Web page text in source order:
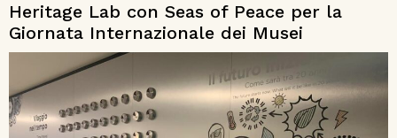
Heritage Lab con Seas of Peace per la
Giornata Internazionale dei Musei